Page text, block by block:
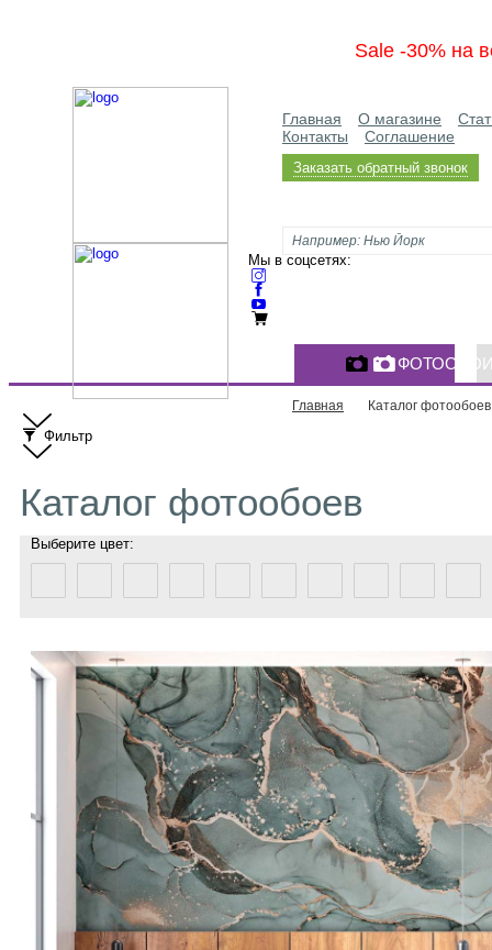
Sale -30% на
Главная О магазине
Контакты
Соглашение
Заказать обратный звонок
Мы в соцсетях:
Главная Каталог фотообоев
Фильтр
Каталог фотообоев
Выберите цвет: